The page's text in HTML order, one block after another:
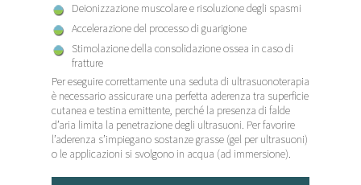
Deionizzazione muscolare e risoluzione degli spasmi
Accelerazione del processo di guarigione
Stimolazione della consolidazione ossea in caso di
fratture
Per eseguire correttamente una seduta di ultrasuonoterapia
è necessario assicurare una perfetta aderenza tra superficie
cutanea e testina emittente, perché la presenza di falde
d’aria limita la penetrazione degli ultrasuoni. Per favorire
l’aderenza s’impiegano sostanze grasse (gel per ultrasuoni)
o le applicazioni si svolgono in acqua (ad immersione).